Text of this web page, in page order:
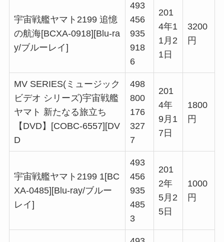
宇宙戦艦ヤマト2199 追憶
の航海[BCXA-0918][Blu-ra
y/ブルーレイ]
493
456
935
918
6
201
4年1
1月2
1日
3200
円
MV SERIES(ミュージック
ビデオ シリーズ)宇宙戦艦
ヤマト 新たなる旅立ち
【DVD】[COBC-6557][DV
D
498
800
176
327
7
201
4年
9月1
7日
1800
円
宇宙戦艦ヤマト2199 1[BC
XA-0485][Blu-ray/ブルー
レイ]
493
456
935
485
3
201
2年
5月2
5日
1000
円